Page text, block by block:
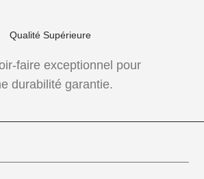
Qualité Supérieure
faire exceptionnel pour
durabilité garantie.